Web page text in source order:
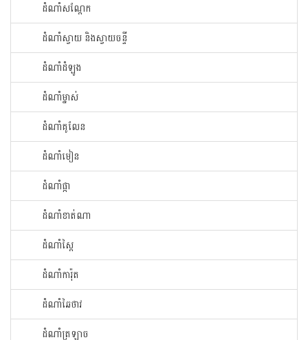
ដំណាំ​សណ្ដែក​
ដំណាំ​ស្វាយ​ និងស្វាយចន្ទី
ដំណាំ​ដំឡូង​
ដំណាំ​ម្នាស់​
ដំណាំ​គូលែន​
ដំណាំ​មៀន​
ដំណាំ​ផ្កា​
ដំណាំ​ខាត់ណា
ដំណាំ​ស្ពៃ​
ដំណាំ​ការ៉ុត
ដំណាំ​ឆៃ​ថាវ​
ដំណាំ​ត្រឡាច